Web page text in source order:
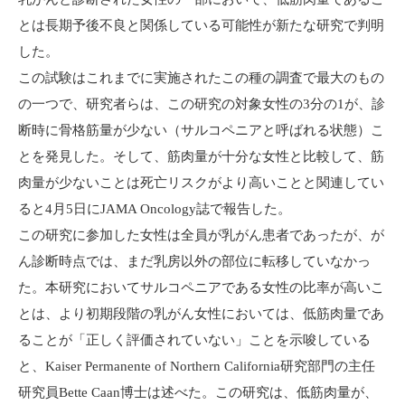
とは長期予後不良と関係している可能性が新たな研究で判明
した。
この試験はこれまでに実施されたこの種の調査で最大のもの
の一つで、研究者らは、この研究の対象女性の3分の1が、診
断時に骨格筋量が少ない（サルコペニアと呼ばれる状態）こ
とを発見した。そして、筋肉量が十分な女性と比較して、 筋
肉量が少ないことは死亡リスクがより高いことと関連してい
ると4月5日にJAMA Oncology誌で報告した。
この研究に参加した女性は全員が乳がん患者であったが、が
ん診断時点では、まだ乳房以外の部位に転移していなかっ
た。本研究においてサルコペニアである女性の比率が高いこ
とは、より初期段階の乳がん女性においては、低筋肉量であ
ることが「正しく評価されていない」ことを示唆している
と、Kaiser Permanente of Northern California研究部門の主任
研究員Bette Caan博士は述べた。この研究は、低筋肉量が、